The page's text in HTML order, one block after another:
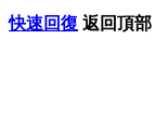
快速回復 返回頂部